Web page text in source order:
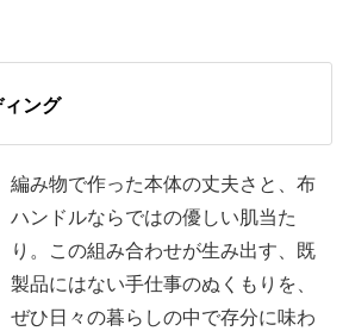
紐の結び方
手紐の結び方 08:54
11:09
12:09
ング
編み物で作った本体の丈夫さと、布
ハンドルならではの優しい肌当た
り。この組み合わせが生み出す、既
製品にはない手仕事のぬくもりを、
ぜひ日々の暮らしの中で存分に味わ